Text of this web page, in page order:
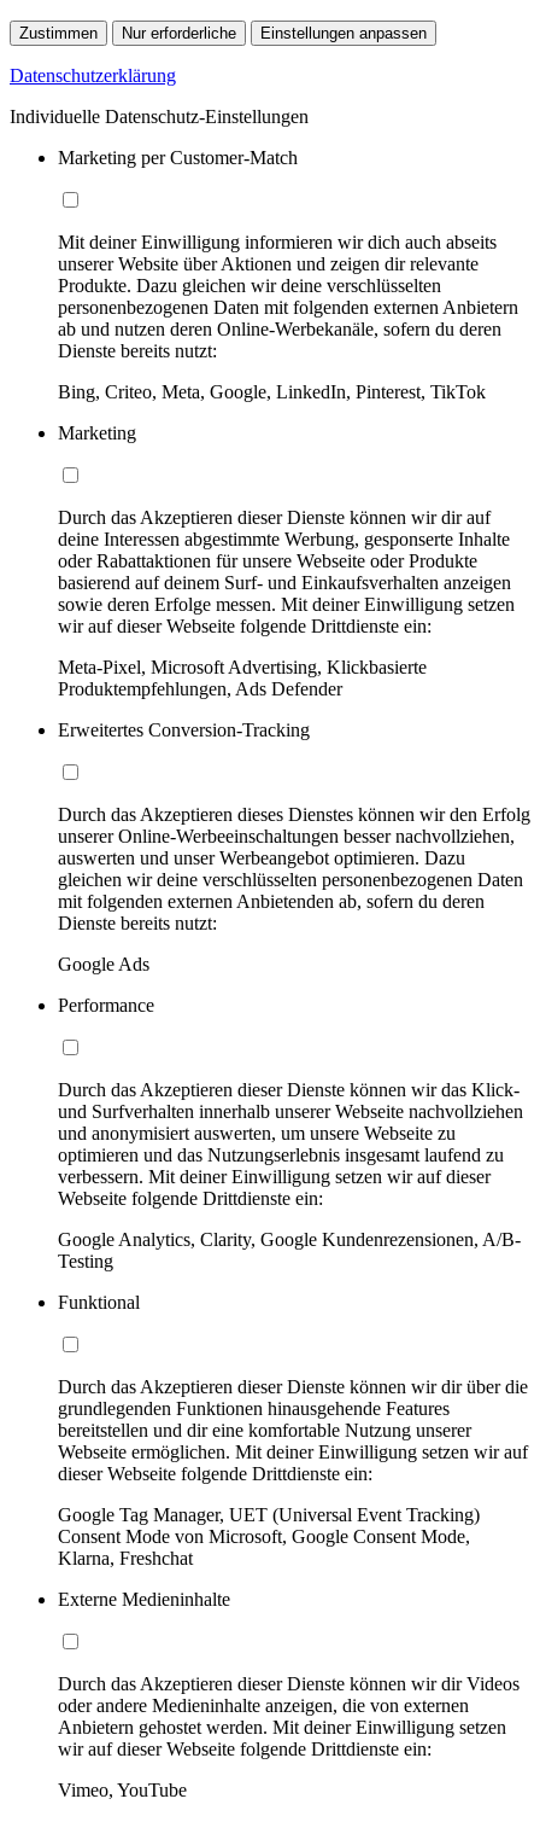
Zustimmen Nur erforderliche Einstellungen anpassen
Datenschutzerklärung
Individuelle Datenschutz-Einstellungen
Marketing per Customer-Match
Mit deiner Einwilligung informieren wir dich auch abseits
unserer Website über Aktionen und zeigen dir relevante
Produkte. Dazu gleichen wir deine verschlüsselten
personenbezogenen Daten mit folgenden externen Anbietern
ab und nutzen deren Online-Werbekanäle, sofern du deren
Dienste bereits nutzt:
Bing, Criteo, Meta, Google, LinkedIn, Pinterest, TikTok
Marketing
Durch das Akzeptieren dieser Dienste können wir dir auf
deine Interessen abgestimmte Werbung, gesponserte Inhalte
oder Rabattaktionen für unsere Webseite oder Produkte
basierend auf deinem Surf- und Einkaufsverhalten anzeigen
sowie deren Erfolge messen. Mit deiner Einwilligung setzen
wir auf dieser Webseite folgende Drittdienste ein:
Meta-Pixel, Microsoft Advertising, Klickbasierte
Produktempfehlungen, Ads Defender
Erweitertes Conversion-Tracking
Durch das Akzeptieren dieses Dienstes können wir den Erfolg
unserer Online-Werbeeinschaltungen besser nachvollziehen,
auswerten und unser Werbeangebot optimieren. Dazu
gleichen wir deine verschlüsselten personenbezogenen Daten
mit folgenden externen Anbietenden ab, sofern du deren
Dienste bereits nutzt:
Google Ads
Performance
Durch das Akzeptieren dieser Dienste können wir das Klick-
und Surfverhalten innerhalb unserer Webseite nachvollziehen
und anonymisiert auswerten, um unsere Webseite zu
optimieren und das Nutzungserlebnis insgesamt laufend zu
verbessern. Mit deiner Einwilligung setzen wir auf dieser
Webseite folgende Drittdienste ein:
Google Analytics, Clarity, Google Kundenrezensionen, A/B-
Testing
Funktional
Durch das Akzeptieren dieser Dienste können wir dir über die
grundlegenden Funktionen hinausgehende Features
bereitstellen und dir eine komfortable Nutzung unserer
Webseite ermöglichen. Mit deiner Einwilligung setzen wir auf
dieser Webseite folgende Drittdienste ein:
Google Tag Manager, UET (Universal Event Tracking)
Consent Mode von Microsoft, Google Consent Mode,
Klarna, Freshchat
Externe Medieninhalte
Durch das Akzeptieren dieser Dienste können wir dir Videos
oder andere Medieninhalte anzeigen, die von externen
Anbietern gehostet werden. Mit deiner Einwilligung setzen
wir auf dieser Webseite folgende Drittdienste ein:
Vimeo, YouTube